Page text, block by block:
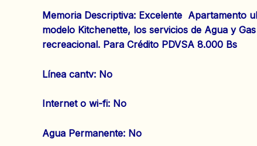
Memoria Descriptiva: Excelente Apartamento
modelo Kitchenette, los servicios de Agua y
recreacional. Para Crédito PDVSA 8.000 Bs
‌Línea cantv: No
Internet o wi-fi: No
‌Agua Permanente: No